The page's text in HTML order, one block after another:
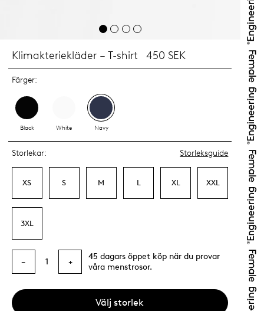
Klimakteriekläder – T-shirt 450 SEK
Färger:
Black White Navy
Storlekar: Storleksguide
XS S M L XL XXL
3XL
− 1 +
45 dagars öppet köp när du provar
våra menstrosor.
Välj storlek